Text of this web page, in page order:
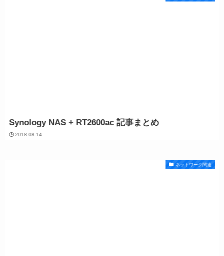
Synology NAS + RT2600ac 記事まとめ
2018.08.14
ネットワーク関連